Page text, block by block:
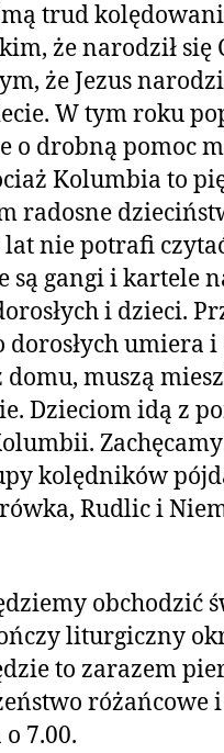
trud
że narodził się
że Jezus
W tym roku
o drobną pomoc
Kolumbia to
radosne
nie potrafi
są gangi i kartele
i dzieci.
umiera i
muszą
Dzieciom idą z
kolędników
Rudlic i
obchodzić
liturgiczny
to zarazem
różańcowe
7.00.